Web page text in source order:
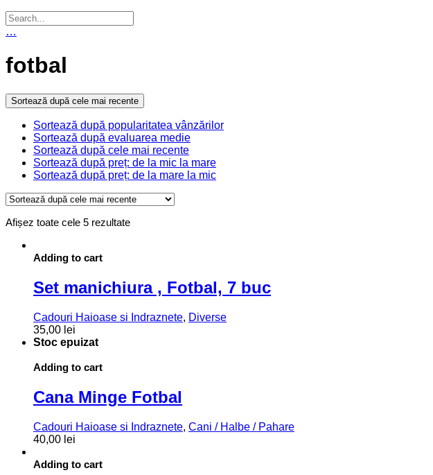
…
fotbal
Sortează după cele mai recente
Sortează după popularitatea vânzărilor
Sortează după evaluarea medie
Sortează după cele mai recente
Sortează după preț: de la mic la mare
Sortează după preț: de la mare la mic
Afișez toate cele 5 rezultateSortat
Adding to cart
Set manichiura , Fotbal, 7 buc
Cadouri Haioase si Indraznete, Diverse
35,00 lei
Stoc epuizat
Adding to cart
Cana Minge Fotbal
Cadouri Haioase si Indraznete, Cani / Halbe / Pahare
40,00 lei
Adding to cart